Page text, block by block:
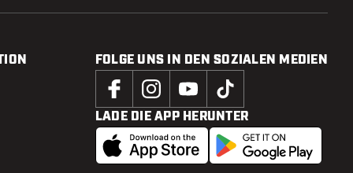
FOLGE UNS IN DEN SOZIALEN MEDIEN
LADE DIE APP HERUNTER